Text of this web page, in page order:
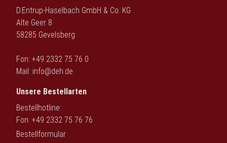
D.Entrup-Haselbach GmbH & Co. KG
Alte Geer 8
58285 Gevelsberg
Fon: +49 2332 75 76 0
Mail: info@deh.de
Unsere Bestellarten
Bestellhotline:
Fon: +49 2332 75 76 76
Bestellformular